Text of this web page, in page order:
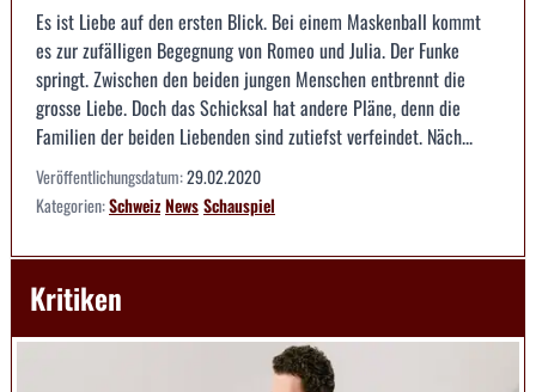
Es ist Liebe auf den ersten Blick. Bei einem Maskenball kommt
es zur zufälligen Begegnung von Romeo und Julia. Der Funke
springt. Zwischen den beiden jungen Menschen entbrennt die
grosse Liebe. Doch das Schicksal hat andere Pläne, denn die
Familien der beiden Liebenden sind zutiefst verfeindet. Näch...
Veröffentlichungsdatum:29.02.2020
Kategorien:SchweizNewsSchauspiel
Kritiken